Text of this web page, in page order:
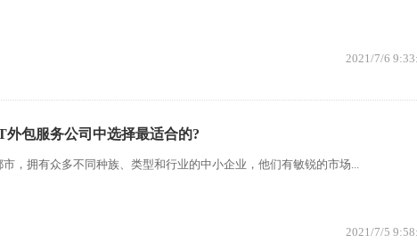
2021/7/6
包服务公司中选择最适合的?
，拥有众多不同种族、类型和行业的中小企业，他们有敏锐的市场...
2021/7/5